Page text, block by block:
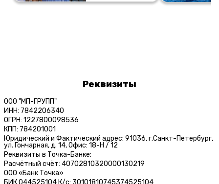
Реквизиты
ООО "МП-ГРУПП"
ИНН: 7842206340
ОГРН: 1227800098536
КПП: 784201001
Юридический и Фактический адрес: 91036, г.Санкт-Петербург,
ул. Гончарная, д. 14, Офис: 18-Н / 12
Реквизиты в Точка-Банке:
Расчётный счёт: 40702810320000130219
ООО «Банк Точка»
БИК 044525104 К/c: 30101810745374525104